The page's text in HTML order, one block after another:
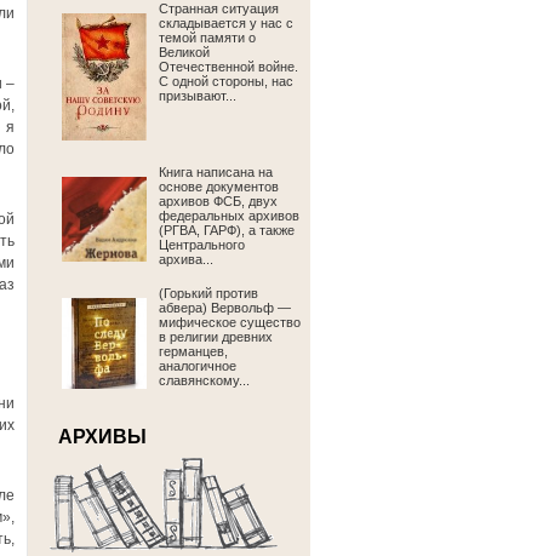
–
я
Странная ситуация
складывается у нас с
темой памяти о
Великой
Отечественной войне.
С одной стороны, нас
призывают...
Книга написана на
основе документов
архивов ФСБ, двух
федеральных архивов
(РГВА, ГАРФ), а также
Центрального
архива...
(Горький против
абвера) Вервольф —
мифическое существо
в религии древних
германцев,
аналогичное
славянскому...
АРХИВЫ